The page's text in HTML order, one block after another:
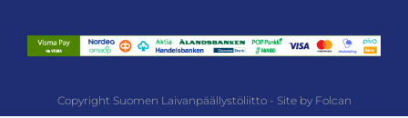
Copyright Suomen Laivanpäällystöliitto - Site by Folcan